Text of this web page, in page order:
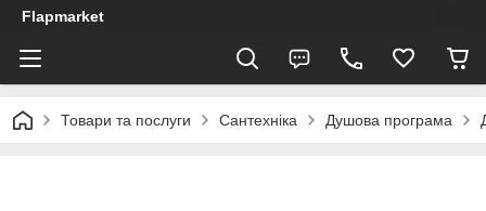
Flapmarket
Товари та послуги Сантехніка Душова програма